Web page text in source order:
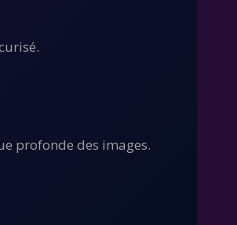
profonde des images.